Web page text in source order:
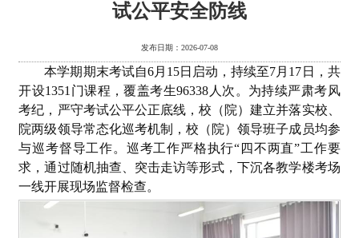
试公平安全防线
发布日期：2026-07-08
本学期期末考试自6月15日启动，持续至7月17日，共
开设1351门课程，覆盖考生96338人次。为持续严肃考风
考纪，严守考试公平公正底线，校（院）建立并落实校、
院两级领导常态化巡考机制，校（院）领导班子成员均参
与巡考督导工作。巡考工作严格执行“四不两直”工作要
求，通过随机抽查、突击走访等形式，下沉各教学楼考场
一线开展现场监督检查。